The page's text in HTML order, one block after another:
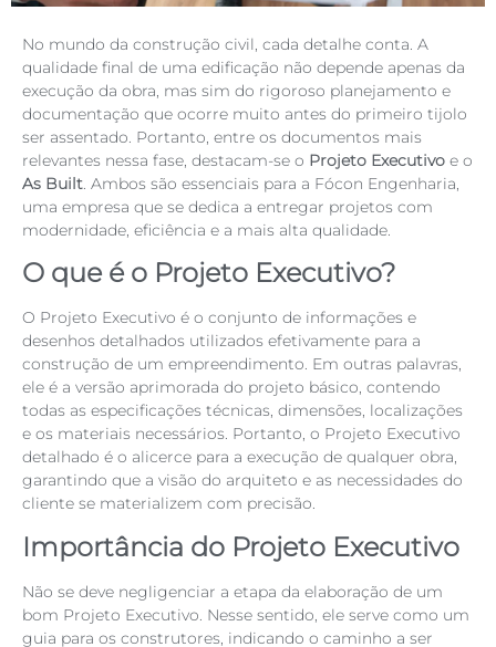
No mundo da construção civil, cada detalhe conta. A
qualidade final de uma edificação não depende apenas da
execução da obra, mas sim do rigoroso planejamento e
documentação que ocorre muito antes do primeiro tijolo
ser assentado. Portanto, entre os documentos mais
relevantes nessa fase, destacam-se o Projeto Executivo e o
As Built. Ambos são essenciais para a Fócon Engenharia,
uma empresa que se dedica a entregar projetos com
modernidade, eficiência e a mais alta qualidade.
O que é o Projeto Executivo?
O Projeto Executivo é o conjunto de informações e
desenhos detalhados utilizados efetivamente para a
construção de um empreendimento. Em outras palavras,
ele é a versão aprimorada do projeto básico, contendo
todas as especificações técnicas, dimensões, localizações
e os materiais necessários. Portanto, o Projeto Executivo
detalhado é o alicerce para a execução de qualquer obra,
garantindo que a visão do arquiteto e as necessidades do
cliente se materializem com precisão.
Importância do Projeto Executivo
Não se deve negligenciar a etapa da elaboração de um
bom Projeto Executivo. Nesse sentido, ele serve como um
guia para os construtores, indicando o caminho a ser